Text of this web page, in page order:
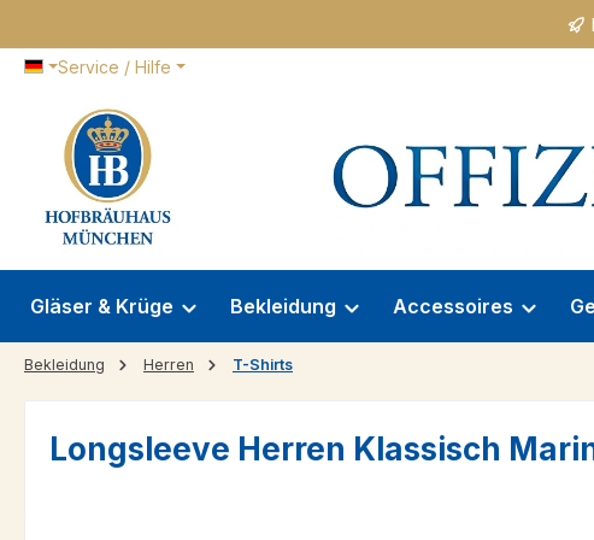
Service / Hilfe
Gläser & Krüge Bekleidung Accessoires
Bekleidung Herren T-Shirts
Longsleeve Herren Klassisch